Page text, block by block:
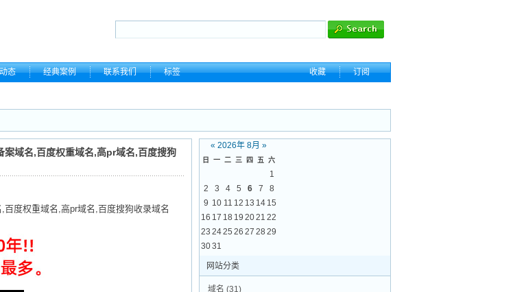
态 经典案例 联系我们 标签 收藏 订阅
案域名,百度权重域名,高pr域名,百度搜狗
度权重域名,高pr域名,百度搜狗收录域名
« 2026年 8月 »
日 一 二 三 四 五 六
1
2
3 4 5 6 7
8
9 10 11 12 13 14 15
16 17 18 19 2021 22
23 2425 26 27 28 29
3031
网站分类
域名 (31)